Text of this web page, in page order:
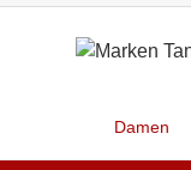
Damen